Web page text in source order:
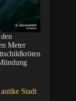
Meter
Stadt